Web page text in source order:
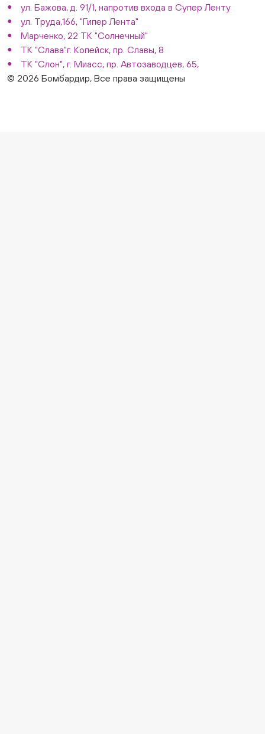
ул. Бажова, д. 91/1, напротив входа в Супер Ленту
ул. Труда,166, "Гипер Лента"
Марченко, 22 ТК "Солнечный"
ТК "Слава"г. Копейск, пр. Славы, 8
ТК "Слон", г. Миасс, пр. Автозаводцев, 65,
© 2026 Бомбардир, Все права защищены